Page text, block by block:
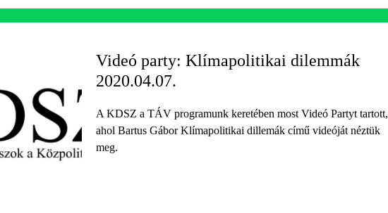
Videó party: Klímapolitikai dilemmák
2020.04.07.
A KDSZ a TÁV programunk keretében most Videó Partyt tartott,
ahol Bartus Gábor Klímapolitikai dillemák című videóját néztük
meg.